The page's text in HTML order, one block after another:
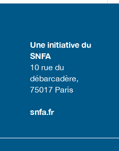
Une initiative du
SNFA
​10 rue du
débarcadère,
75017 Paris​
snfa.fr